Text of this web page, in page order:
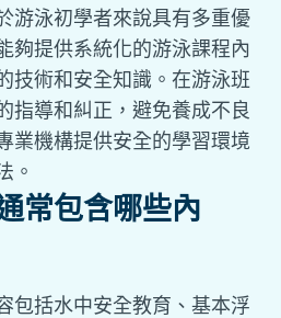
游泳初學者來說具有多重優
夠提供系統化的游泳課程內
技術和安全知識。在游泳班
指導和糾正，避免養成不良
業機構提供安全的學習環境
。
常包含哪些內
包括水中安全教育、基本浮